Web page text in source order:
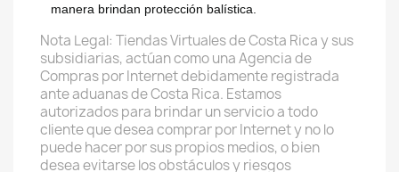
manera brindan protección balística.
Nota Legal: Tiendas Virtuales de Costa Rica y sus
subsidiarias, actúan como una Agencia de
Compras por Internet debidamente registrada
ante aduanas de Costa Rica. Estamos
autorizados para brindar un servicio a todo
cliente que desea comprar por Internet y no lo
puede hacer por sus propios medios, o bien
desea evitarse los obstáculos y riesgos